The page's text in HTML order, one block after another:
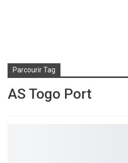
Parcourir Tag
AS Togo Port